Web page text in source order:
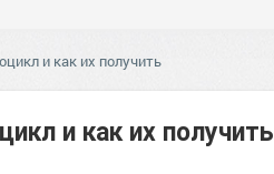
и как их получить
и как их получить